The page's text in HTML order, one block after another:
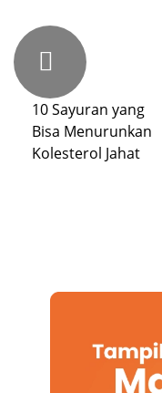
10 Sayuran yang
Bisa Menurunkan
Kolesterol Jahat